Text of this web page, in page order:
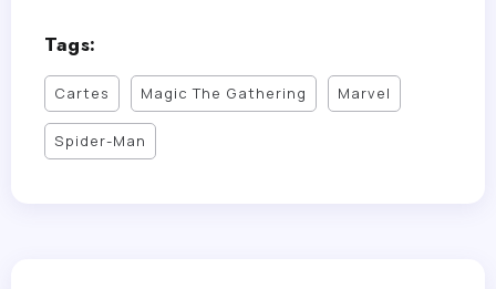
Tags:
Cartes Magic The Gathering Marvel
Spider-Man